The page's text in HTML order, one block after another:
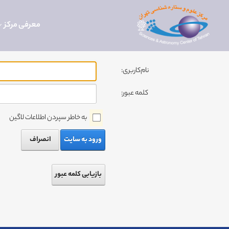
معرفی مرکز
نام‌کاربری:
کلمه عبور:
به خاطر سپردن اطلاعات لاگین
ورود به سایت
انصراف
بازیابی کلمه عبور